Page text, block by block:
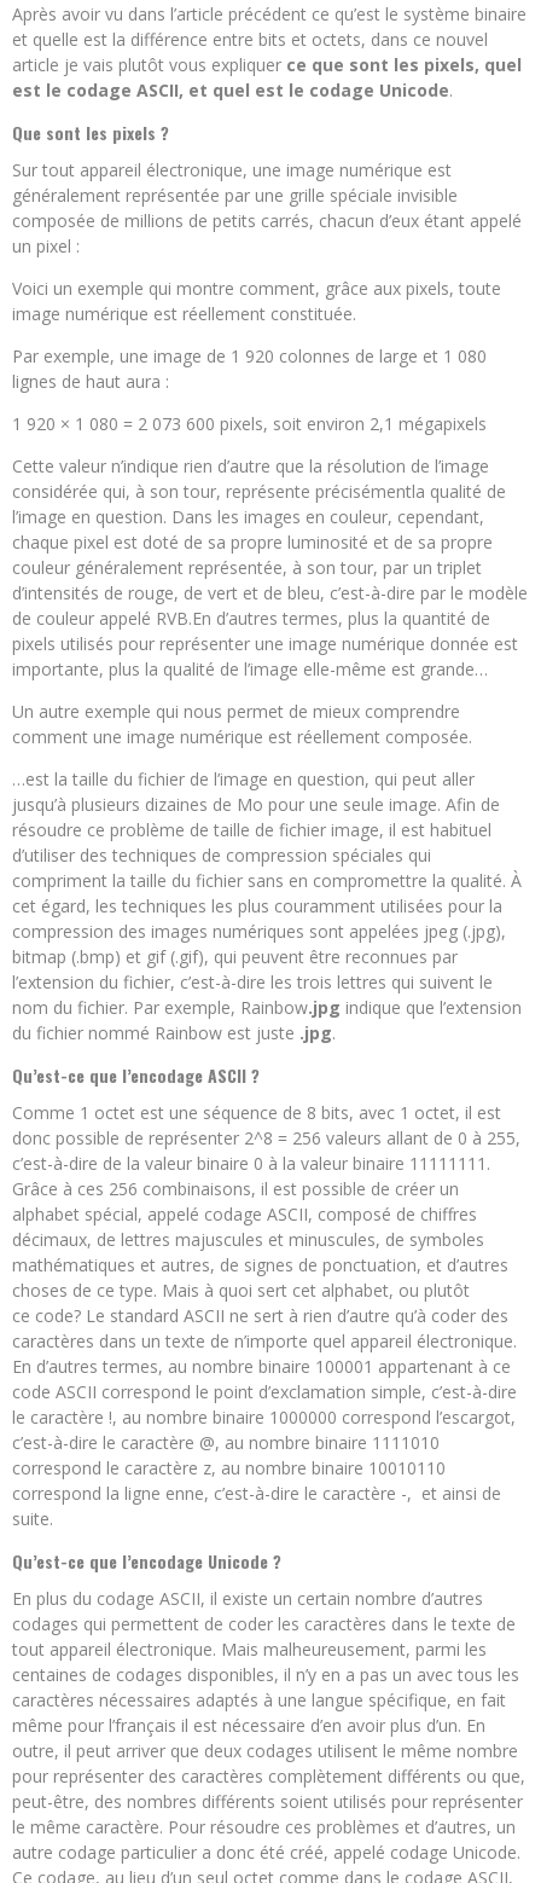
Après avoir vu dans l’article précédent ce qu’est le système binaire
et quelle est la différence entre bits et octets, dans ce nouvel
article je vais plutôt vous expliquer ce que sont les pixels, quel
est le codage ASCII, et quel est le codage Unicode.
Que sont les pixels ?
Sur tout appareil électronique, une image numérique est
généralement représentée par une grille spéciale invisible
composée de millions de petits carrés, chacun d’eux étant appelé
un pixel :
Voici un exemple qui montre comment, grâce aux pixels, toute
image numérique est réellement constituée.
Par exemple, une image de 1 920 colonnes de large et 1 080
lignes de haut aura :
1 920 × 1 080 = 2 073 600 pixels, soit environ 2,1 mégapixels
Cette valeur n’indique rien d’autre que la résolution de l’image
considérée qui, à son tour, représente précisémentla qualité de
l’image en question. Dans les images en couleur, cependant,
chaque pixel est doté de sa propre luminosité et de sa propre
couleur généralement représentée, à son tour, par un triplet
d’intensités de rouge, de vert et de bleu, c’est-à-dire par le modèle
de couleur appelé RVB.En d’autres termes, plus la quantité de
pixels utilisés pour représenter une image numérique donnée est
importante, plus la qualité de l’image elle-même est grande…
Un autre exemple qui nous permet de mieux comprendre
comment une image numérique est réellement composée.
…est la taille du fichier de l’image en question, qui peut aller
jusqu’à plusieurs dizaines de Mo pour une seule image. Afin de
résoudre ce problème de taille de fichier image, il est habituel
d’utiliser des techniques de compression spéciales qui
compriment la taille du fichier sans en compromettre la qualité. À
cet égard, les techniques les plus couramment utilisées pour la
compression des images numériques sont appelées jpeg (.jpg),
bitmap (.bmp) et gif (.gif), qui peuvent être reconnues par
l’extension du fichier, c’est-à-dire les trois lettres qui suivent le
nom du fichier. Par exemple, Rainbow.jpg indique que l’extension
du fichier nommé Rainbow est juste .jpg.
Qu’est-ce que l’encodage ASCII ?
Comme 1 octet est une séquence de 8 bits, avec 1 octet, il est
donc possible de représenter 2^8 = 256 valeurs allant de 0 à 255,
c’est-à-dire de la valeur binaire 0 à la valeur binaire 11111111.
Grâce à ces 256 combinaisons, il est possible de créer un
alphabet spécial, appelé codage ASCII, composé de chiffres
décimaux, de lettres majuscules et minuscules, de symboles
mathématiques et autres, de signes de ponctuation, et d’autres
choses de ce type. Mais à quoi sert cet alphabet, ou plutôt
ce code? Le standard ASCII ne sert à rien d’autre qu’à coder des
caractères dans un texte de n’importe quel appareil électronique.
En d’autres termes, au nombre binaire 100001 appartenant à ce
code ASCII correspond le point d’exclamation simple, c’est-à-dire
le caractère !, au nombre binaire 1000000 correspond l’escargot,
c’est-à-dire le caractère @, au nombre binaire 1111010
correspond le caractère z, au nombre binaire 10010110
correspond la ligne enne, c’est-à-dire le caractère -, et ainsi de
suite.
Qu’est-ce que l’encodage Unicode ?
En plus du codage ASCII, il existe un certain nombre d’autres
codages qui permettent de coder les caractères dans le texte de
tout appareil électronique. Mais malheureusement, parmi les
centaines de codages disponibles, il n’y en a pas un avec tous les
caractères nécessaires adaptés à une langue spécifique, en fait
même pour l’français il est nécessaire d’en avoir plus d’un. En
outre, il peut arriver que deux codages utilisent le même nombre
pour représenter des caractères complètement différents ou que,
peut-être, des nombres différents soient utilisés pour représenter
le même caractère. Pour résoudre ces problèmes et d’autres, un
autre codage particulier a donc été créé, appelé codage Unicode.
Ce codage, au lieu d’un seul octet comme dans le codage ASCII,